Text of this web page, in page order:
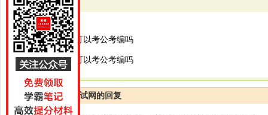
已解决
宿州公务员考试
肢体残疾二级，可以考公考编吗
肢体残疾二级，可以考公考编吗
安徽公务员考试网的回复